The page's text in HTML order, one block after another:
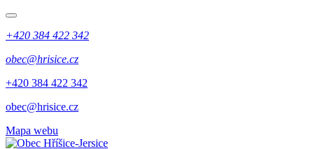
+420 384 422 342
obec@hrisice.cz
+420 384 422 342
obec@hrisice.cz
Mapa webu